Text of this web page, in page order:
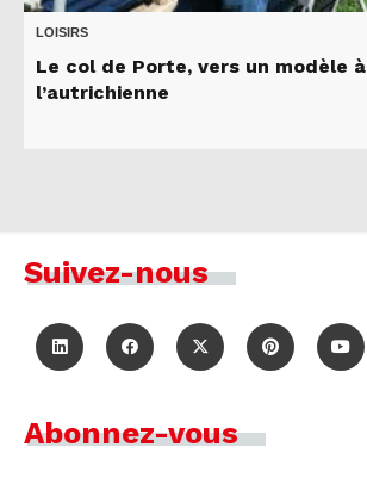
LOISIRS
Le col de Porte, vers un modèle à
l’autrichienne
Suivez-nous
Abonnez-vous